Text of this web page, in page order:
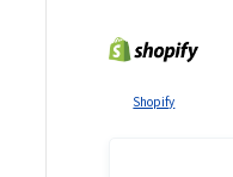
Shopify